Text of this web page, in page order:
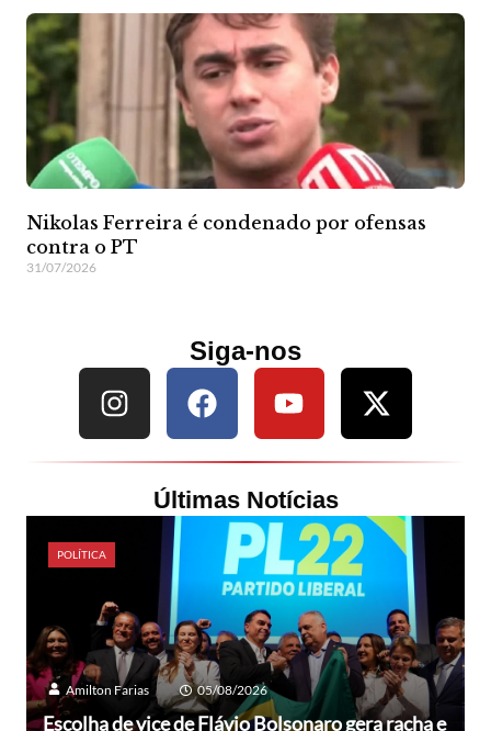
Nikolas Ferreira é condenado por ofensas
contra o PT
31/07/2026
Siga-nos
Últimas Notícias
POLÍTICA
Amilton Farias 05/08/2026
Escolha de vice de Flávio Bolsonaro gera racha e